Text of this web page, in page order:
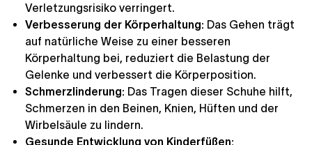
Verletzungsrisiko verringert.
Verbesserung der Körperhaltung: Das Gehen trägt
auf natürliche Weise zu einer besseren
Körperhaltung bei, reduziert die Belastung der
Gelenke und verbessert die Körperposition.
Schmerzlinderung: Das Tragen dieser Schuhe hilft,
Schmerzen in den Beinen, Knien, Hüften und der
Wirbelsäule zu lindern.
Gesunde Entwicklung von Kinderfüßen: